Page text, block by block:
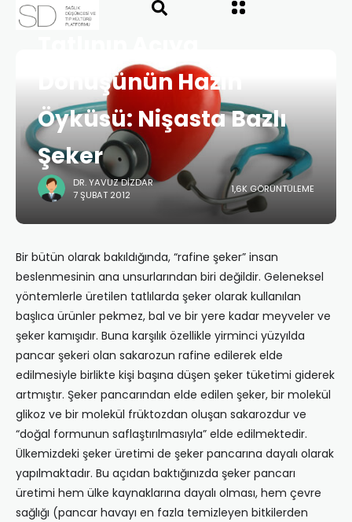
ANASAYFA ”GIDA GÜVENLIĞI VE SAĞLIK” SAYI 21
Dönüşünün Hazin
Öyküsü: Nişasta Bazlı
Şeker
DR. YAVUZ DIZDAR
7 ŞUBAT 2012
1,6K GÖRÜNTÜLEME
Bir bütün olarak bakıldığında, “rafine şeker” insan
beslenmesinin ana unsurlarından biri değildir. Geleneksel
yöntemlerle üretilen tatlılarda şeker olarak kullanılan
başlıca ürünler pekmez, bal ve bir yere kadar meyveler ve
şeker kamışıdır. Buna karşılık özellikle yirminci yüzyılda
pancar şekeri olan sakarozun rafine edilerek elde
edilmesiyle birlikte kişi başına düşen şeker tüketimi giderek
artmıştır. Şeker pancarından elde edilen şeker, bir molekül
glikoz ve bir molekül früktozdan oluşan sakarozdur ve
“doğal formunun saflaştırılmasıyla” elde edilmektedir.
Ülkemizdeki şeker üretimi de şeker pancarına dayalı olarak
yapılmaktadır. Bu açıdan baktığınızda şeker pancarı
üretimi hem ülke kaynaklarına dayalı olması, hem çevre
sağlığı (pancar havayı en fazla temizleyen bitkilerden